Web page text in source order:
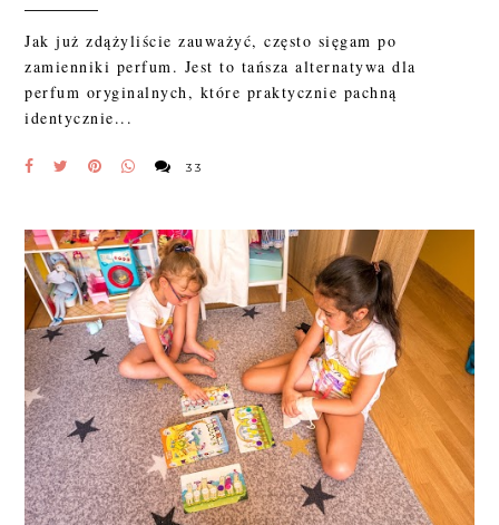
Jak już zdążyliście zauważyć, często sięgam po
zamienniki perfum. Jest to tańsza alternatywa dla
perfum oryginalnych, które praktycznie pachną
identycznie...
33